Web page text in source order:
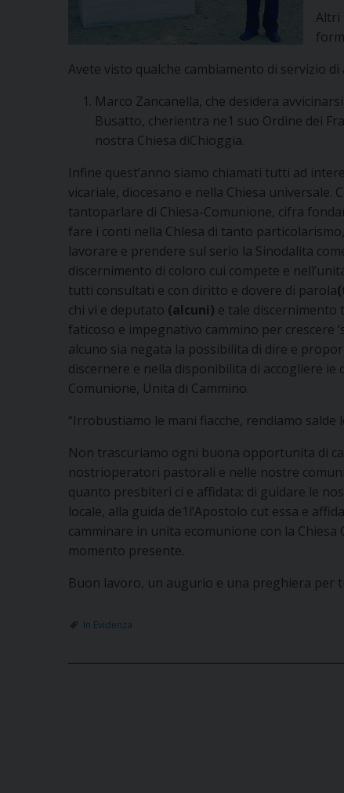
Altri
Avete visto qualche cambiamento di servizio
Marco Zancanella, che desidera
Busatto, cherientra ne1 suo Ordine dei
nostra Chiesa diChioggia.
Infine quest’anno siamo chiamati tutti ad
vicariale, diocesano e nella Chiesa universale.
tantoparlare di Chiesa-Comunione, cifra
fare i conti nella Chlesa di tanto
lavorare e prendere sul serio la Sinodalita
discernimento di coloro cui compete e
tutti consultati e con diritto e dovere di parola
chi vi e deputato (alcuni) e tale discernimento
faticoso e impegnativo cammino per crescere
alcuno sia negata la possibilita di dire e
discernere e nella disponibilita di accogliere
Comunione, Unita di Cammino.
“Irrobustiamo le mani fiacche, rendiamo salde
Non trascuriamo ogni buona opportunita di
nostrioperatori pastorali e nelle nostre
quanto presbiteri ci e affidata: di guidare le
locale, alla guida de1l’Apostolo cut essa e
camminare in unita ecomunione con la
momento presente.
Buon lavoro, un augurio e una preghiera per
In Evidenza